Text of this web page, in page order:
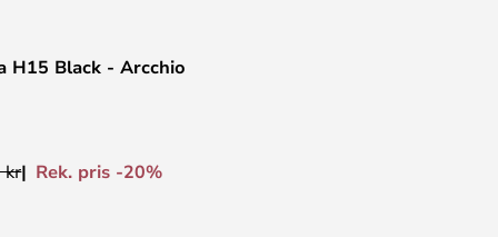
H15 Black - Arcchio
kr Rek. pris -20%